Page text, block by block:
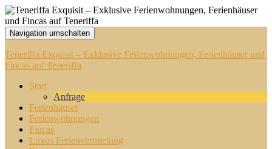
Navigation umschalten
Teneriffa Exquisit – Exklusive Ferienwohnungen, Ferienhäuser und
Fincas auf Teneriffa
Start
Anfrage
Ferienhäuser
Ferienwohnungen
Fincas
Luxus Ferienvermietung